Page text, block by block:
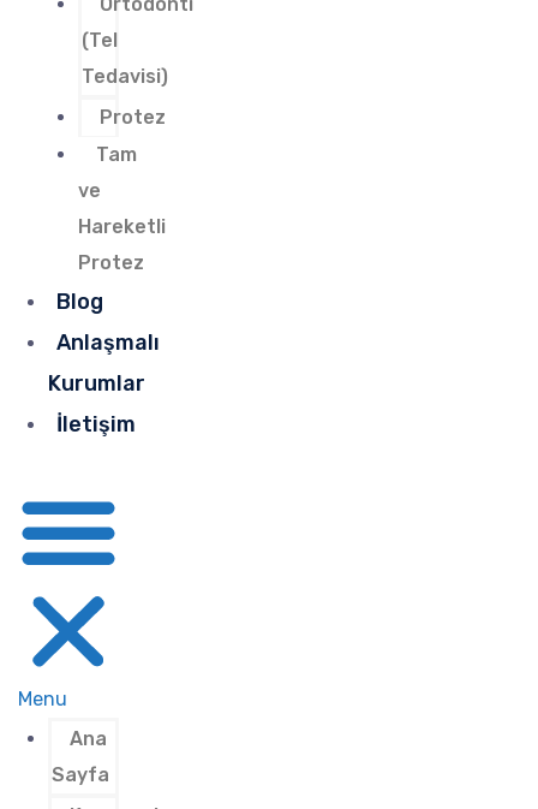
(Tel
Tedavisi)
Protez
Tam
ve
Hareketli
Protez
Blog
Anlaşmalı
Kurumlar
İletişim
Menu
Ana
Sayfa